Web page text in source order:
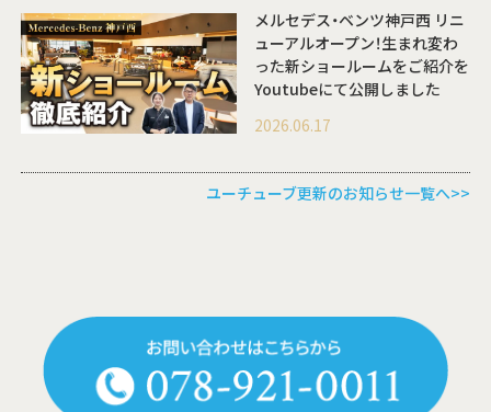
メルセデス・ベンツ神戸西 リニ
ューアルオープン！生まれ変わ
った新ショールームをご紹介を
Youtubeにて公開しました
2026.06.17
ユーチューブ更新のお知らせ一覧へ>>